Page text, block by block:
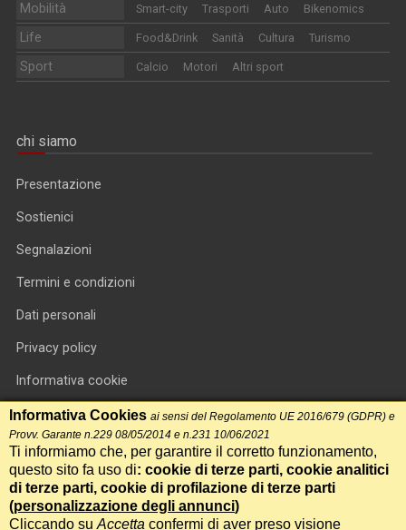
Mobilità Smart-city Trasporti Auto Bikenomics
Life Food&Drink Sanità Cultura Turismo
Sport Calcio Motori Altri sport
chi siamo
Presentazione
Sostienici
Segnalazioni
Termini e condizioni
Dati personali
Privacy policy
Informativa cookie
RSS feed
RSS Top News
Contatti
Informativa Cookies ai sensi del Regolamento UE 2016/679 (GDPR) e
Provv. Garante n.229 08/05/2014 e n.231 10/06/2021
Ti informiamo che, per garantire il corretto funzionamento,
questo sito fa uso di: cookie di terze parti, cookie analitici
di terze parti, cookie di profilazione di terze parti
(personalizzazione degli annunci)
Cliccando su Accetta confermi di aver preso visione